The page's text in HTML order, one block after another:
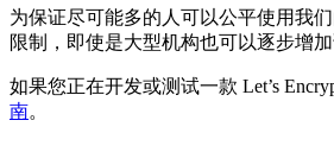
为保证尽可能多的人可以公平使用我
限制，即使是大型机构也可以逐步增加
如果您正在开发或测试一款 Let’s
南。